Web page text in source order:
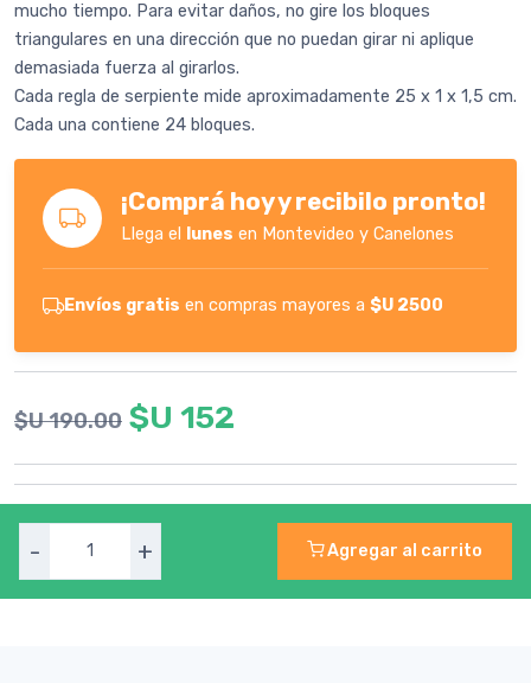
mucho tiempo. Para evitar daños, no gire los bloques
triangulares en una dirección que no puedan girar ni aplique
demasiada fuerza al girarlos.
Cada regla de serpiente mide aproximadamente 25 x 1 x 1,5 cm.
Cada una contiene 24 bloques.
¡Comprá hoy y recibilo pronto!
Llega el lunes en Montevideo y Canelones
Envíos gratis en compras mayores a $U 2500
$U 190.00 $U 152
- + Agregar al carrito